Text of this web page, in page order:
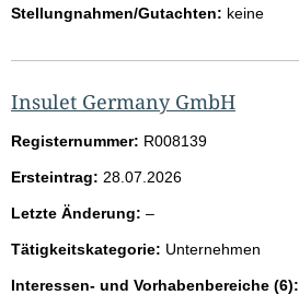
Stellungnahmen/Gutachten: keine
Insulet Germany GmbH
Registernummer: R008139
Ersteintrag: 28.07.2026
Letzte Änderung: –l
e
r
Tätigkeitskategorie: Unternehmen
Interessen- und Vorhabenbereiche (6):